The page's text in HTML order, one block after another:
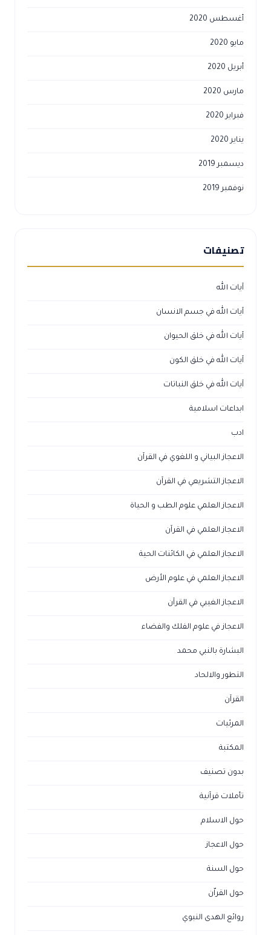
أغسطس 2020
مايو 2020
أبريل 2020
مارس 2020
فبراير 2020
يناير 2020
ديسمبر 2019
نوفمبر 2019
تصنيفات
آيات الله
آيات الله في جسم الانسان
آيات الله في خلق الحيوان
آيات الله في خلق الكون
آيات الله في خلق النباتات
ابداعات اسلامية
ادب
الاعجاز البياني و اللغوي في القرآن
الاعجاز التشريعي في القرآن
الاعجاز العلمي علوم الطب و الحياة
الاعجاز العلمي في القرآن
الاعجاز العلمي في الكائنات الحية
الاعجاز العلمي في علوم الأرض
الاعجاز الغيبي في القرآن
الاعجاز في علوم الفلك والفضاء
البشارة بالنبي محمد
التطور والالحاد
القرآن
المرئيات
المكتبة
بدون تصنيف
تأملات قرآنية
حول الاسلام
حول الاعجاز
حول السنة
حول القراّن
روائع الهدى النبوي